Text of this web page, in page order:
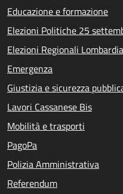
Educazione e formazione
Elezioni Politiche 25
Elezioni Regionali
Emergenza
Giustizia e sicurezza
Lavori Cassanese Bis
Mobilità e trasporti
PagoPa
Polizia Amministrativa
Referendum